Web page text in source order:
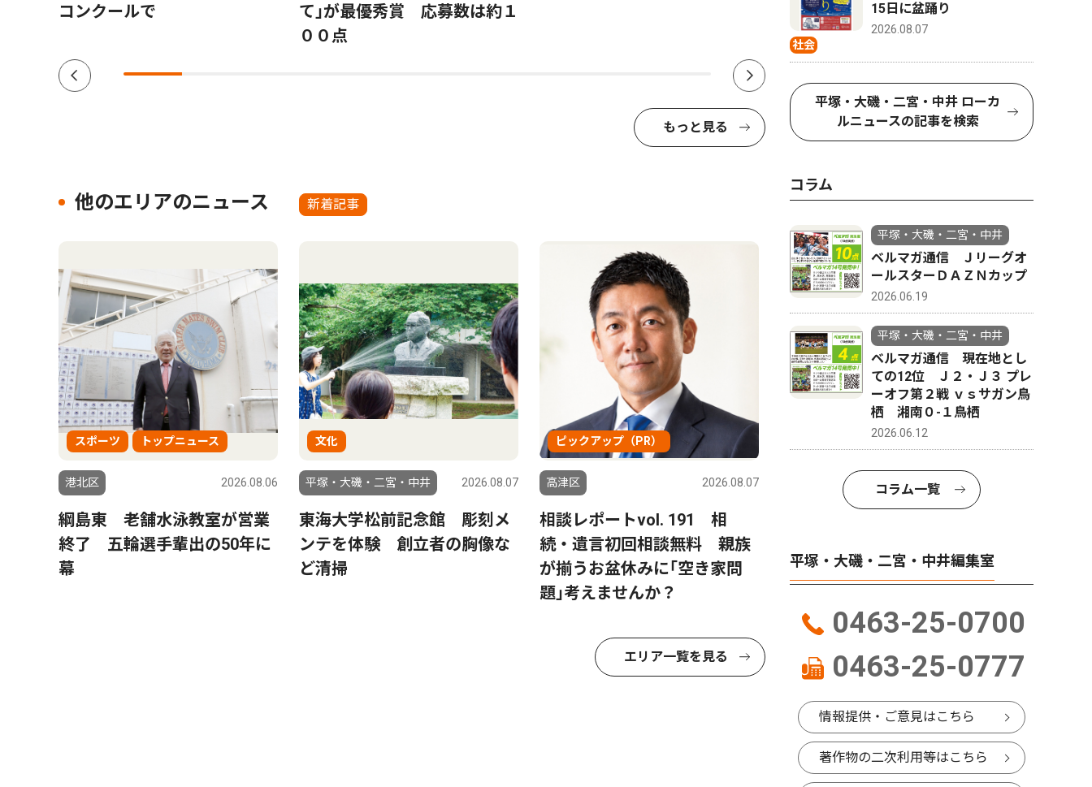
コンクールで
て｣が最優秀賞 応募数は約１
００点
の 小林 祐佳子さん 平塚市
在住 42歳
もっと見る
他のエリアのニュース 新着記事
スポーツ トップニュース
港北区 2026.08.06
綱島東 老舗水泳教室が営業
終了 五輪選手輩出の50年に
幕
文化
平塚・大磯・二宮・中井 2026.08.07
東海大学松前記念館 彫刻メ
ンテを体験 創立者の胸像な
ど清掃
ピックアップ（PR）
高津区 2026.08.07
相談レポートvol. 191 相
続・遺言初回相談無料 親族
が揃うお盆休みに｢空き家問
題｣考えませんか？
エリア一覧を見る
社会
15日に盆踊り
2026.08.07
平塚・大磯・二宮・中井 ローカ
ルニュースの記事を検索
コラム
平塚・大磯・二宮・中井
ベルマガ通信 Ｊリーグオ
ールスターＤＡＺＮカップ
2026.06.19
平塚・大磯・二宮・中井
ベルマガ通信 現在地とし
ての12位 Ｊ２・Ｊ３ プレ
ーオフ第２戦 ｖｓサガン鳥
栖 湘南０-１鳥栖
2026.06.12
コラム一覧
平塚・大磯・二宮・中井編集室
0463-25-0700
0463-25-0777
情報提供・ご意見はこちら
著作物の二次利用等はこちら